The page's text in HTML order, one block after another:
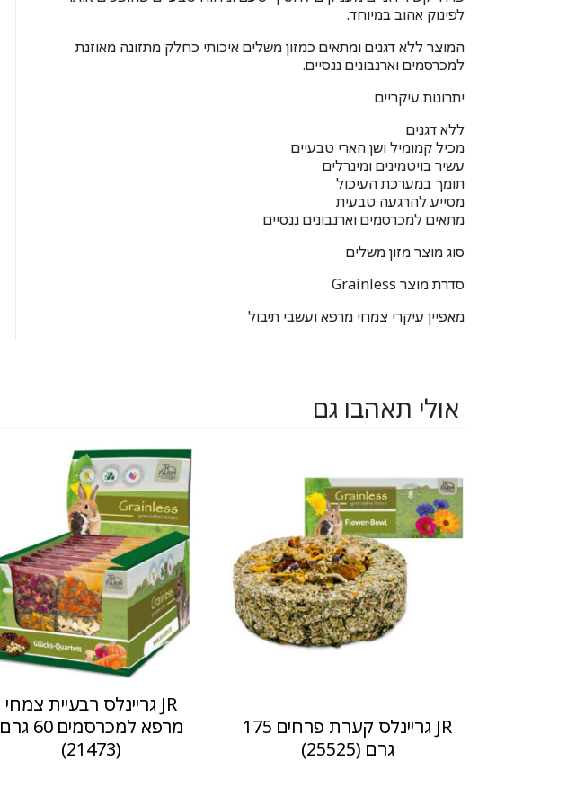
לפינוק אהוב במיוחד.
המוצר ללא דגנים ומתאים כמזון משלים איכותי כחלק מתזונה מאוזנת
למכרסמים וארנבונים ננסיים.
יתרונות עיקריים
ללא דגנים
מכיל קמומיל ושן הארי טבעיים
עשיר בויטמינים ומינרלים
תומך במערכת העיכול
מסייע להרגעה טבעית
מתאים למכרסמים וארנבונים ננסיים
סוג מוצר מזון משלים
סדרת מוצר Grainless
מאפיין עיקרי צמחי מרפא ועשבי תיבול
אולי תאהבו גם
JR גריינלס קערת פרחים 175
גרם (25525)
JR גריינלס רבעיית צמחי
מרפא למכרסמים 60 גרם
(21473)